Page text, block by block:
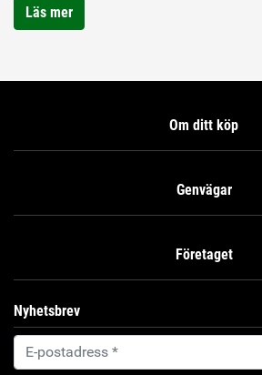
Läs mer
Om ditt köp
Genvägar
Företaget
Nyhetsbrev